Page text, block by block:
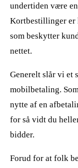
undertiden være
Kortbestillinger er
som beskytter
nettet.
Generelt slår vi et
mobilbetaling.
nytte af en
for så vidt du
bidder.
Forud for at folk